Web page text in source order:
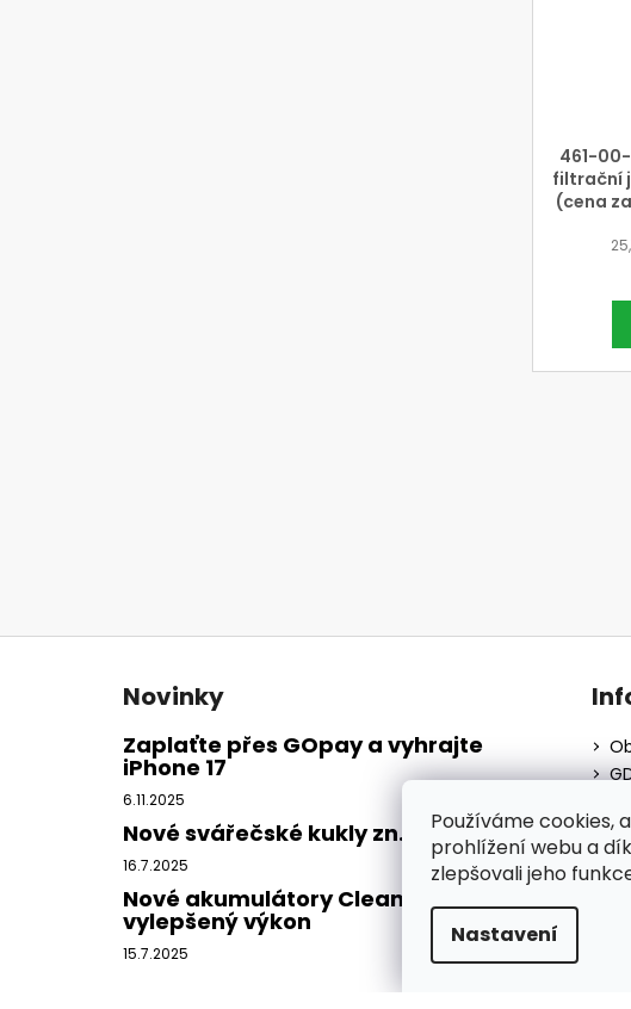
Používáme cookies,
prohlížení webu a
zlepšovali jeho
Nastavení
461-
filtrační
(cena
Z
Novinky
Zaplaťte přes GOpay a vyhrajte
iPhone 17
6.11.2025
Nové svářečské kukly zn. CleanAIR
16.7.2025
Nové akumulátory CleanAIR -
vylepšený výkon
15.7.2025